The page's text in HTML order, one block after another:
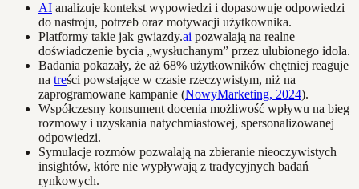
AI analizuje kontekst wypowiedzi i dopasowuje odpowiedzi
do nastroju, potrzeb oraz motywacji użytkownika.
Platformy takie jak gwiazdy.ai pozwalają na realne
doświadczenie bycia „wysłuchanym” przez ulubionego idola.
Badania pokazały, że aż 68% użytkowników chętniej reaguje
na treści powstające w czasie rzeczywistym, niż na
zaprogramowane kampanie (NowyMarketing, 2024).
Współczesny konsument docenia możliwość wpływu na bieg
rozmowy i uzyskania natychmiastowej, spersonalizowanej
odpowiedzi.
Symulacje rozmów pozwalają na zbieranie nieoczywistych
insightów, które nie wypływają z tradycyjnych badań
rynkowych.